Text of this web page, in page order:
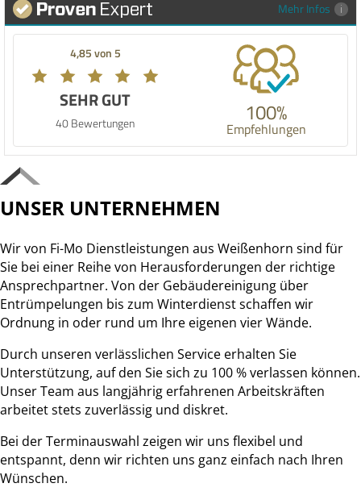
Mehr Infos
4,85 von 5
SEHR GUT
40 Bewertungen 100%
Empfehlungen
UNSER UNTERNEHMEN
Wir von Fi-Mo Dienstleistungen aus Weißenhorn sind für
Sie bei einer Reihe von Herausforderungen der richtige
Ansprechpartner. Von der Gebäudereinigung über
Entrümpelungen bis zum Winterdienst schaffen wir
Ordnung in oder rund um Ihre eigenen vier Wände.
Durch unseren verlässlichen Service erhalten Sie
Unterstützung, auf den Sie sich zu 100 % verlassen können.
Unser Team aus langjährig erfahrenen Arbeitskräften
arbeitet stets zuverlässig und diskret.
Bei der Terminauswahl zeigen wir uns flexibel und
entspannt, denn wir richten uns ganz einfach nach Ihren
Wünschen.